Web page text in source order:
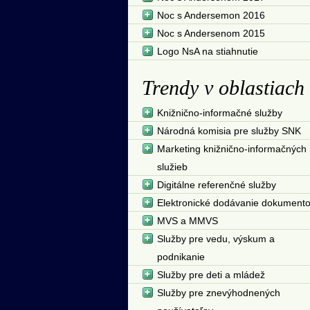
Noc s Andersemon 2016
Noc s Andersenom 2015
Logo NsA na stiahnutie
Trendy v oblastiach
Knižnično-informačné služby
Národná komisia pre služby SNK
Marketing knižnično-informačných
služieb
Digitálne referenčné služby
Elektronické dodávanie
MVS a MMVS
Služby pre vedu, výskum a
podnikanie
Služby pre deti a mládež
Služby pre znevýhodnených